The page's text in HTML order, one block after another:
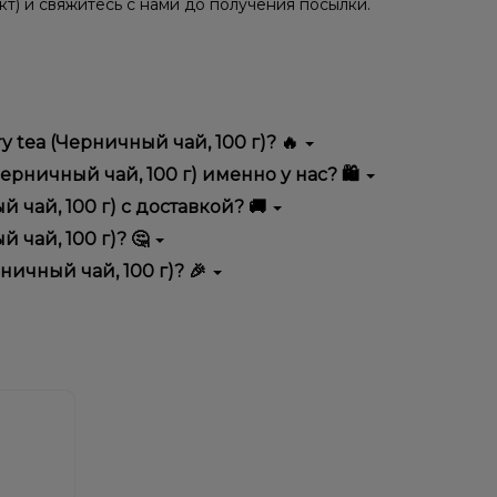
и свяжитесь с нами до получения посылки.
tea (Черничный чай, 100 г)? 🔥
высоким качеством, удобством использования и
чай, 100 г) именно у нас? 🛍️
выгодные цены и быструю доставку.
чай, 100 г) с доставкой? 🚚
г) в корзину.
чай, 100 г)? 🤔
учитывайте размер, материал и тип чаши, если
вариант.
чай, 100 г)? 🎉